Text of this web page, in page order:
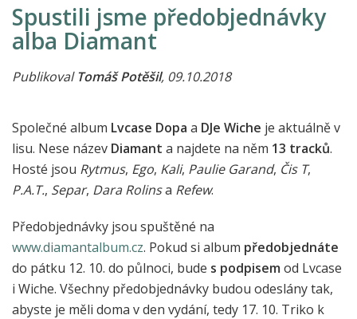
Spustili jsme předobjednávky
alba Diamant
PublikovalTomáš Potěšil, 09.10.2018
Společné album Lvcase Dopa a DJe Wiche je aktuálně v
lisu. Nese název Diamant a najdete na něm 13 tracků.
Hosté jsou Rytmus, Ego, Kali, Paulie Garand, Čis T,
P.A.T., Separ, Dara Rolinsa Refew.
Předobjednávky jsou spuštěné na
www.diamantalbum.cz. Pokud si album předobjednáte
do pátku 12. 10. do půlnoci, bude s podpisem od Lvcase
i Wiche. Všechny předobjednávky budou odeslány tak,
abyste je měli doma v den vydání, tedy 17. 10. Triko k